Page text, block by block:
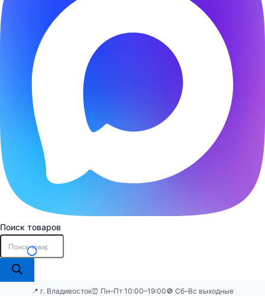
Поиск товаров
📍 г. Владивосток⏰ Пн–Пт 10:00–19:00🚫 Сб–Вс выходные